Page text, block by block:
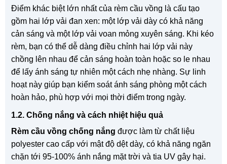
Điểm khác biệt lớn nhất của rèm cầu vồng là cấu tạo
gồm hai lớp vải đan xen: một lớp vải dày có khả năng
cản sáng và một lớp vải voan mỏng xuyên sáng. Khi kéo
rèm, bạn có thể dễ dàng điều chỉnh hai lớp vải này
chồng lên nhau để cản sáng hoàn toàn hoặc so le nhau
để lấy ánh sáng tự nhiên một cách nhẹ nhàng. Sự linh
hoạt này giúp bạn kiểm soát ánh sáng phòng một cách
hoàn hảo, phù hợp với mọi thời điểm trong ngày.
1.2. Chống nắng và cách nhiệt hiệu quả
Rèm cầu vồng chống nắng được làm từ chất liệu
polyester cao cấp với mật độ dệt dày, có khả năng ngăn
chặn tới 95-100% ánh nắng mặt trời và tia UV gây hại.